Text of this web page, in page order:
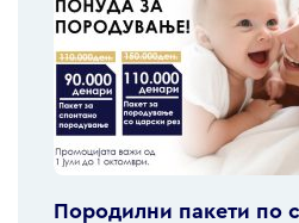
Породилни пакети по